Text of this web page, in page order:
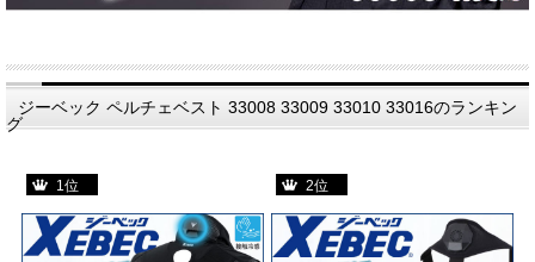
ジーベック ペルチェベスト 33008 33009 33010 33016のランキン
グ
1位 2位